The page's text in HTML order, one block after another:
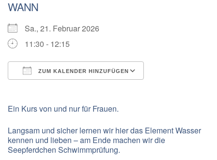
WANN
Sa., 21. Februar 2026
11:30 - 12:15
ZUM KALENDER HINZUFÜGEN
Ein Kurs von und nur für Frauen.
Langsam und sicher lernen wir hier das Element Wasser
kennen und lieben – am Ende machen wir die
Seepferdchen Schwimmprüfung.